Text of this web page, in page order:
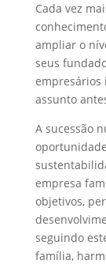
Cada vez
ampliar o
seus
empresários
assunto
A sucessão
empresa
objetivos,
seguindo
família,